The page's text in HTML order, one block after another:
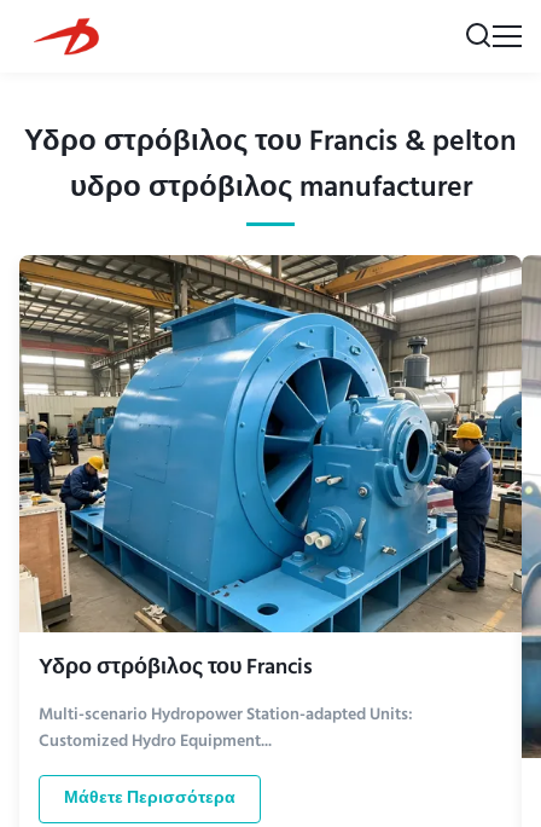
Υδρο στρόβιλος του Francis & pelton
υδρο στρόβιλος manufacturer
Υδρο στρόβιλος του Francis
Multi-scenario Hydropower Station-adapted Units:
Customized Hydro Equipment...
Μάθετε Περισσότερα